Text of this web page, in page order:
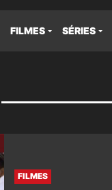
FILMES SÉRIES
FILMES